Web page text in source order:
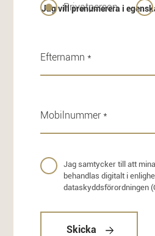
Jag vill prenumerera i
Privatperson
Jag samtycker till att
behandlas digitalt i
dataskyddsförordningen
Skicka